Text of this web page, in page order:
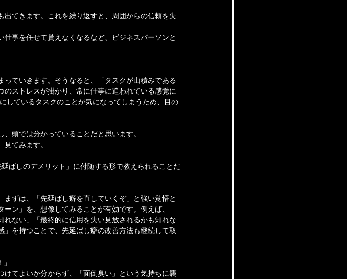
てきます。これを繰り返すと、周囲からの信頼を失
事を任せて貰えなくなるなど、ビジネスパーソンと
ていきます。そうなると、「タスクが山積みである
ストレスが掛かり、常に仕事に追われている感覚に
しているタスクのことが気になってしまうため、目の
頭では分かっていることだと思います。
てみます。
ばしのデメリット」に付随する形で教えられることだ
ずは、「先延ばし癖を直していくぞ」と強い覚悟と
ン」を、想像してみることが有効です。例えば、
れない」「最終的に信用を失い見放されるかも知れな
を持つことで、先延ばし癖の改善方法も継続して取
けてよいか分からず、「面倒臭い」という気持ちに襲